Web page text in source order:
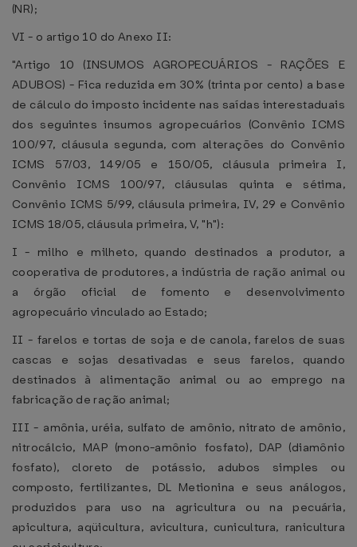
(NR);
VI - o artigo 10 do Anexo II:
"Artigo 10 (INSUMOS AGROPECUÁRIOS - RAÇÕES E
ADUBOS) - Fica reduzida em 30% (trinta por cento) a base
de cálculo do imposto incidente nas saídas interestaduais
dos seguintes insumos agropecuários (Convênio ICMS
100/97, cláusula segunda, com alterações do Convênio
ICMS 57/03, 149/05 e 150/05, cláusula primeira I,
Convênio ICMS 100/97, cláusulas quinta e sétima,
Convênio ICMS 5/99, cláusula primeira, IV, 29 e Convênio
ICMS 18/05, cláusula primeira, V, "h"):
I - milho e milheto, quando destinados a produtor, a
cooperativa de produtores, a indústria de ração animal ou
a órgão oficial de fomento e desenvolvimento
agropecuário vinculado ao Estado;
II - farelos e tortas de soja e de canola, farelos de suas
cascas e sojas desativadas e seus farelos, quando
destinados à alimentação animal ou ao emprego na
fabricação de ração animal;
III - amônia, uréia, sulfato de amônio, nitrato de amônio,
nitrocálcio, MAP (mono-amônio fosfato), DAP (diamônio
fosfato), cloreto de potássio, adubos simples ou
composto, fertilizantes, DL Metionina e seus análogos,
produzidos para uso na agricultura ou na pecuária,
apicultura, aqüicultura, avicultura, cunicultura, ranicultura